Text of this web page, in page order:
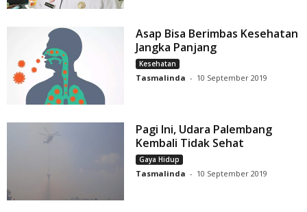
Asap Bisa Berimbas Kesehatan
Jangka Panjang
Kesehatan
Tasmalinda - 10 September 2019
Pagi Ini, Udara Palembang
Kembali Tidak Sehat
Gaya Hidup
Tasmalinda - 10 September 2019